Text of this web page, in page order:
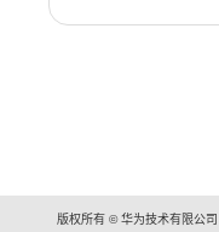
版权所有 © 华为技术有限公